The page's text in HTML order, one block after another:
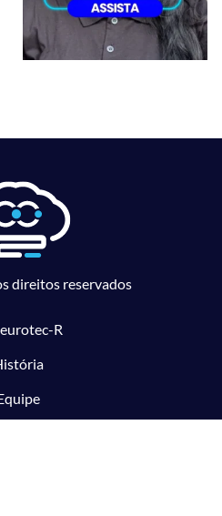
direitos reservados
R